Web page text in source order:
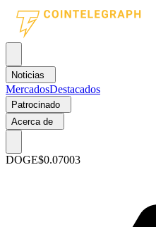
Noticias
MercadosDestacados
Patrocinado
Acerca de
DOGE$0.07003